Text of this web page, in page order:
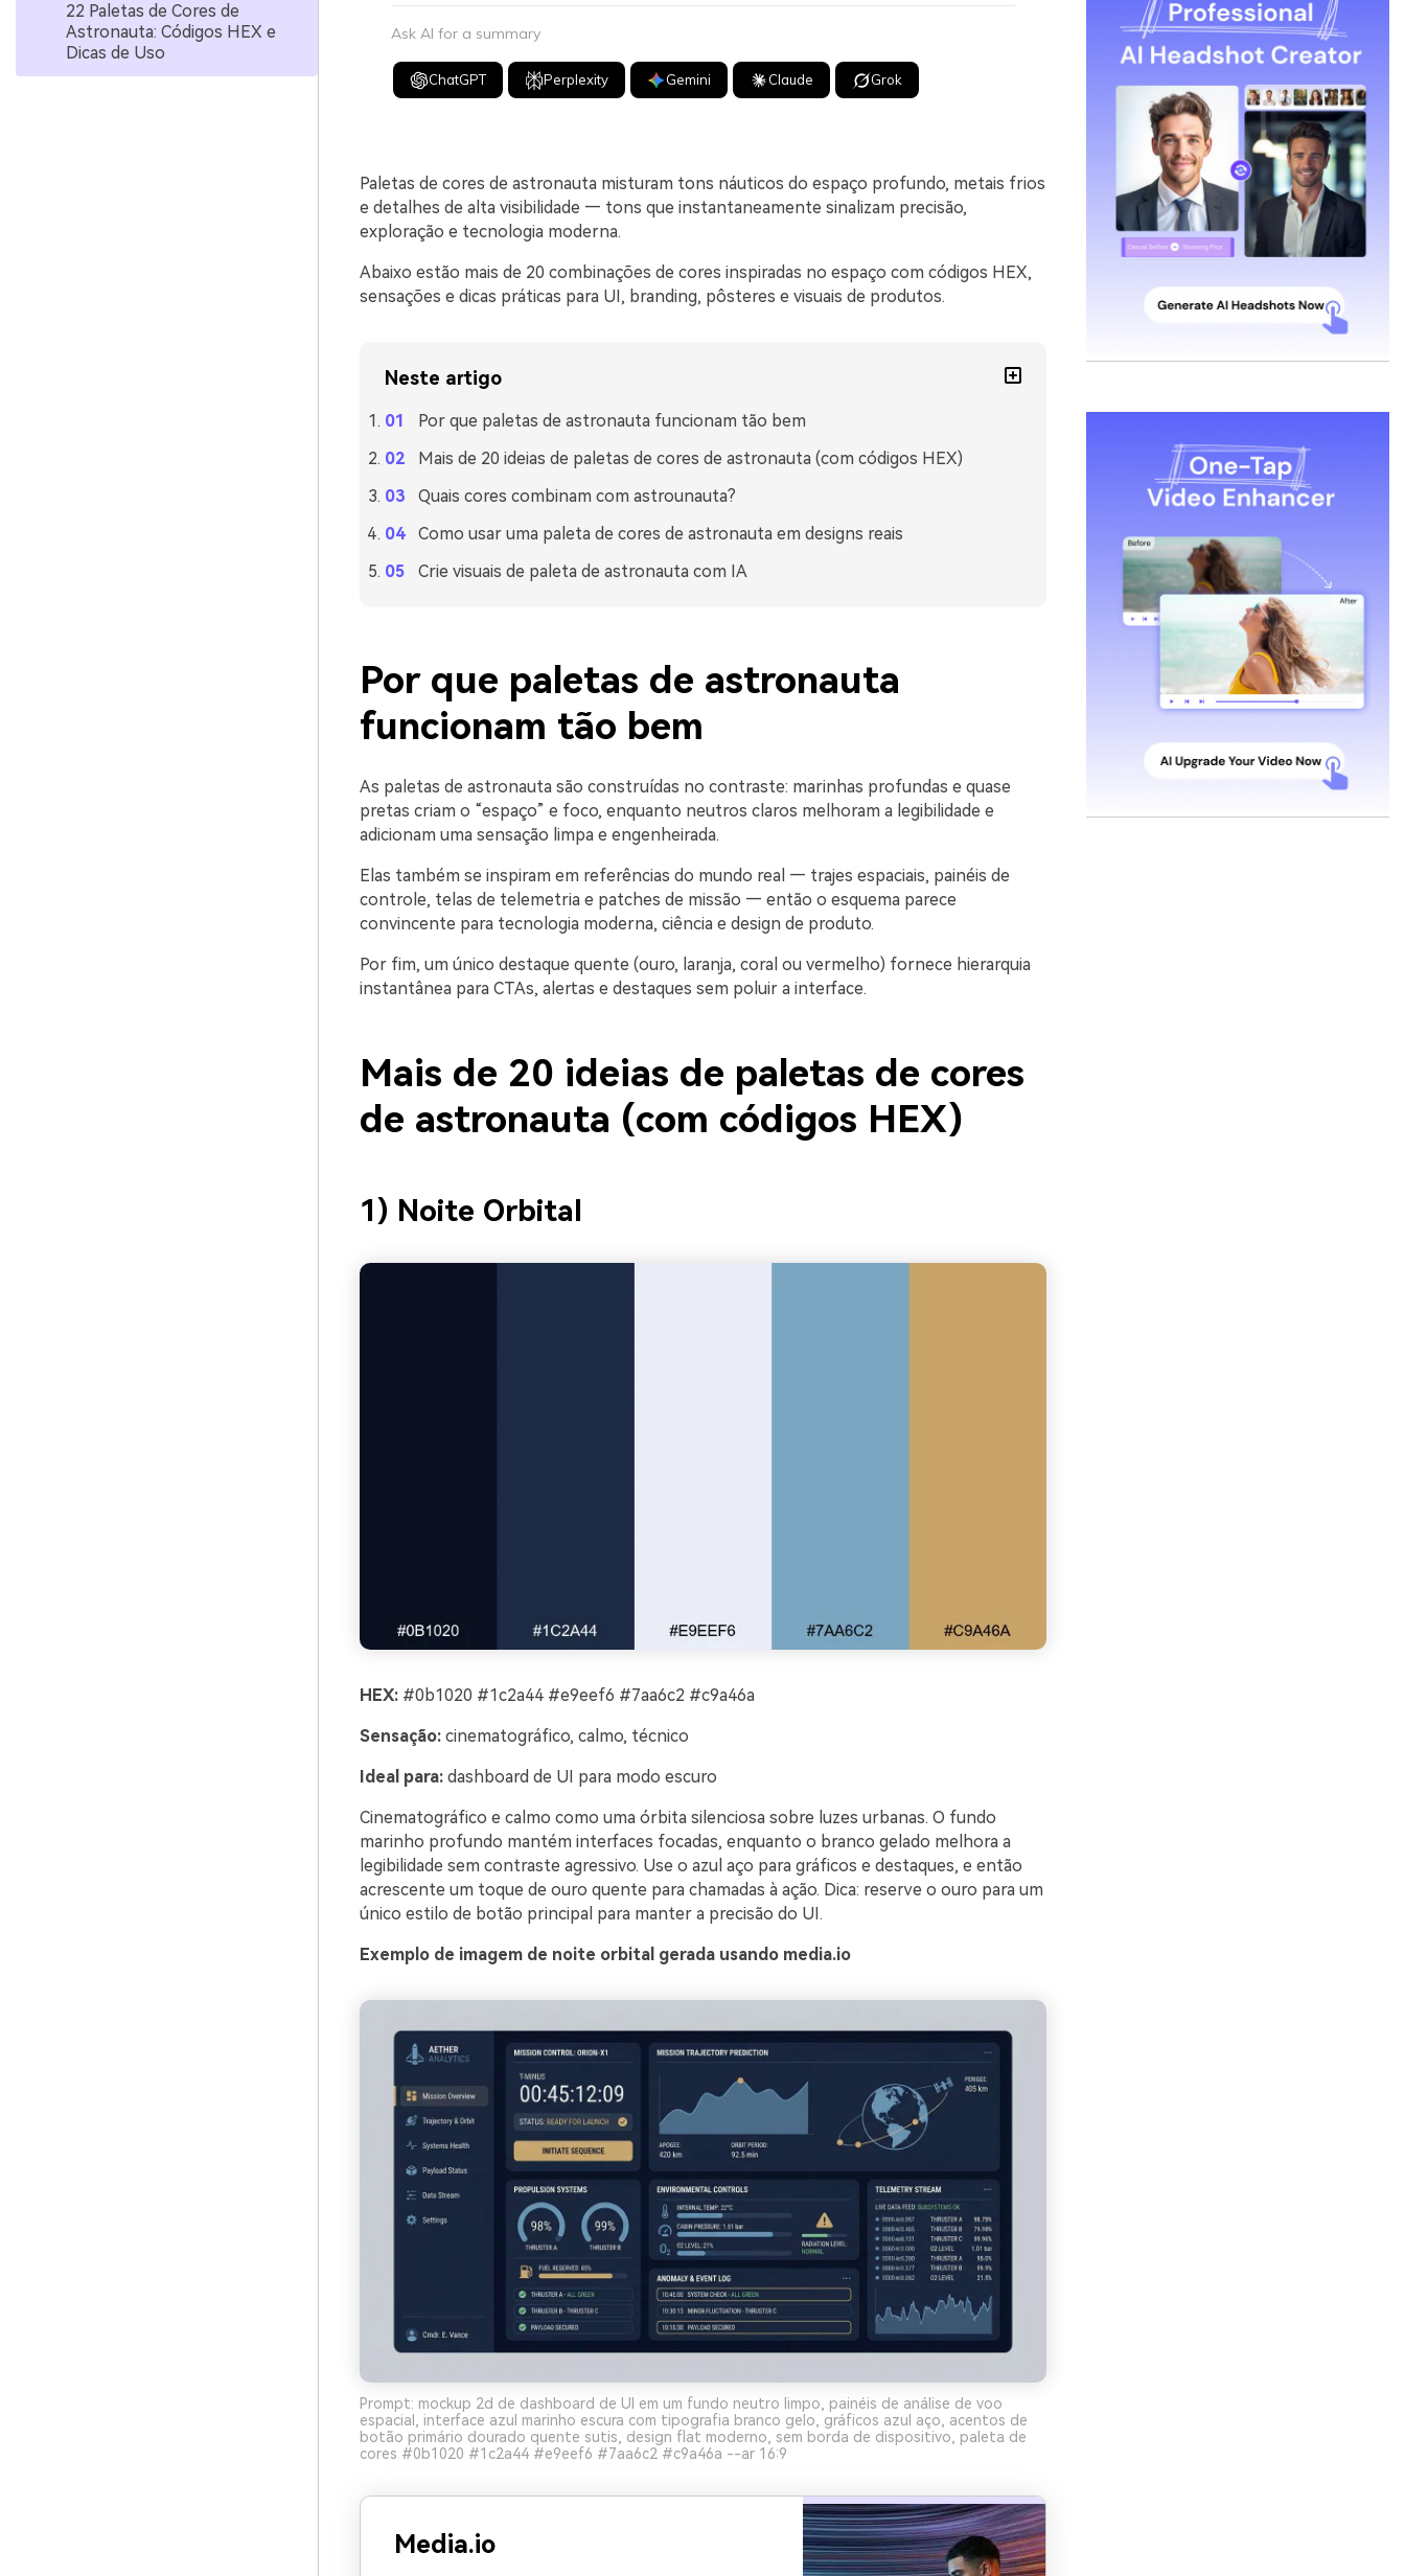
22 Paletas de Cores de
Astronauta: Códigos HEX e
Dicas de Uso
Ask AI for a summary
ChatGPT Perplexity Gemini Claude Grok
Paletas de cores de astronauta misturam tons náuticos do espaço profundo, metais frios
e detalhes de alta visibilidade — tons que instantaneamente sinalizam precisão,
exploração e tecnologia moderna.
Abaixo estão mais de 20 combinações de cores inspiradas no espaço com códigos HEX,
sensações e dicas práticas para UI, branding, pôsteres e visuais de produtos.
Neste artigo
Por que paletas de astronauta funcionam tão bem
Mais de 20 ideias de paletas de cores de astronauta (com códigos HEX)
Quais cores combinam com astrounauta?
Como usar uma paleta de cores de astronauta em designs reais
Crie visuais de paleta de astronauta com IA
Por que paletas de astronauta
funcionam tão bem
As paletas de astronauta são construídas no contraste: marinhas profundas e quase
pretas criam o “espaço” e foco, enquanto neutros claros melhoram a legibilidade e
adicionam uma sensação limpa e engenheirada.
Elas também se inspiram em referências do mundo real — trajes espaciais, painéis de
controle, telas de telemetria e patches de missão — então o esquema parece
convincente para tecnologia moderna, ciência e design de produto.
Por fim, um único destaque quente (ouro, laranja, coral ou vermelho) fornece hierarquia
instantânea para CTAs, alertas e destaques sem poluir a interface.
Mais de 20 ideias de paletas de cores
de astronauta (com códigos HEX)
1) Noite Orbital
HEX:#0b1020 #1c2a44 #e9eef6 #7aa6c2 #c9a46a
Sensação:cinematográfico, calmo, técnico
Ideal para:dashboard de UI para modo escuro
Cinematográfico e calmo como uma órbita silenciosa sobre luzes urbanas. O fundo
marinho profundo mantém interfaces focadas, enquanto o branco gelado melhora a
legibilidade sem contraste agressivo. Use o azul aço para gráficos e destaques, e então
acrescente um toque de ouro quente para chamadas à ação. Dica: reserve o ouro para um
único estilo de botão principal para manter a precisão do UI.
Exemplo de imagem de noite orbital gerada usando media.io
Prompt: mockup 2d de dashboard de UI em um fundo neutro limpo, painéis de análise de voo
espacial, interface azul marinho escura com tipografia branco gelo, gráficos azul aço, acentos de
botão primário dourado quente sutis, design flat moderno, sem borda de dispositivo, paleta de
cores #0b1020 #1c2a44 #e9eef6 #7aa6c2 #c9a46a --ar 16:9
Media.io